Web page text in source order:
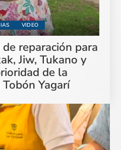
VIDEO
reparación para
Jiw, Tukano y
de la
Yagarí